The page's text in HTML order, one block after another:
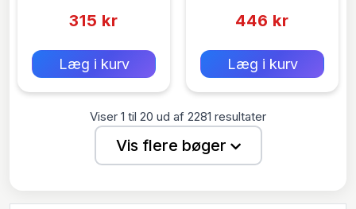
Hebrew Verb Forms
315 kr
Læg i kurv
Success And
446 kr
Læg i kurv
Viser 1 til 20 ud af 2281 resultater
Vis flere bøger